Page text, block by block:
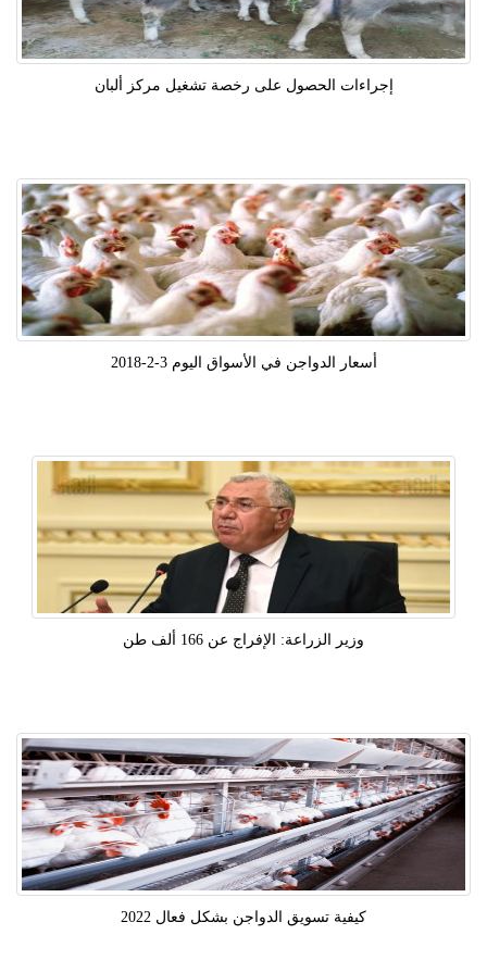
إجراءات الحصول على رخصة تشغيل مركز ألبان
أسعار الدواجن في الأسواق اليوم 3-2-2018
وزير الزراعة: الإفراج عن 166 ألف طن
كيفية تسويق الدواجن بشكل فعال 2022